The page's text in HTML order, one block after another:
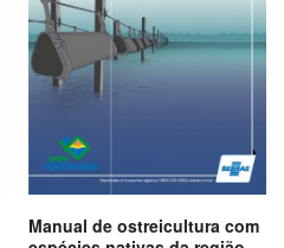
Manual de ostreicultura com